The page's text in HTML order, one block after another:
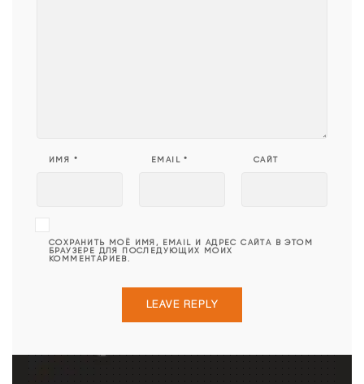
ИМЯ * EMAIL* САЙТ
СОХРАНИТЬ МОЁ ИМЯ, EMAIL И АДРЕС САЙТА В ЭТОМ
БРАУЗЕРЕ ДЛЯ ПОСЛЕДУЮЩИХ МОИХ
КОММЕНТАРИЕВ.